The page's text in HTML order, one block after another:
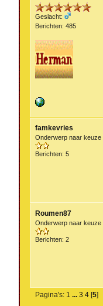
Geslacht:
Berichten: 485
famkevries
Onderwerp naar keuze
Berichten: 5
Roumen87
Onderwerp naar keuze
Berichten: 2
Pagina's: 1 ... 3 4 [5]